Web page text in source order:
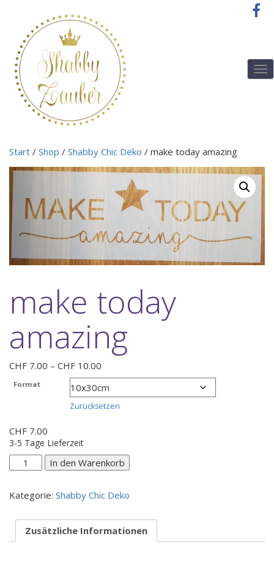
T
o
v
g
t
o
n
Start / Shop / Shabby Chic Deko / make today amazing
make today
amazing
CHF 7.00 – CHF 10.00
CHF 7.00
bis
CHF 10.00
Format
Zurücksetzen
CHF 7.00
3-5 Tage Lieferzeit
make
today
Menge
In den Warenkorb
Kategorie: Shabby Chic Deko
Zusätzliche Informationen